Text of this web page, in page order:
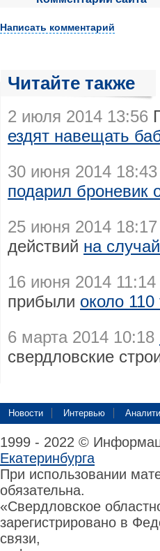
Написать комментарий
Читайте также
2 июля 2014 13:56
ездят навещать
30 июня 2014 18:43
подарил броневик
25 июня 2014 18:17
действий на
16 июня 2014 11:14
прибыли около
6 марта 2014 10:18
свердловские
Новости Интервью
1999 - 2022 ©
Екатеринбурга
При использовании
обязательна.
«Свердловское
зарегистрировано в
связи,